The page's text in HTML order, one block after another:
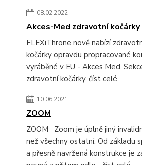
08.02.2022
Akces-Med zdravotní kočárky
FLEXiThrone nově nabízí
kočárky opravdu propracované
vyráběné v EU - Akces Med.
zdravotní kočárky. číst celé
10.06.2021
ZOOM
ZOOM Zoom je úplně jiný
než všechny ostatní. Od základu
a přesně navržená konstrukce je